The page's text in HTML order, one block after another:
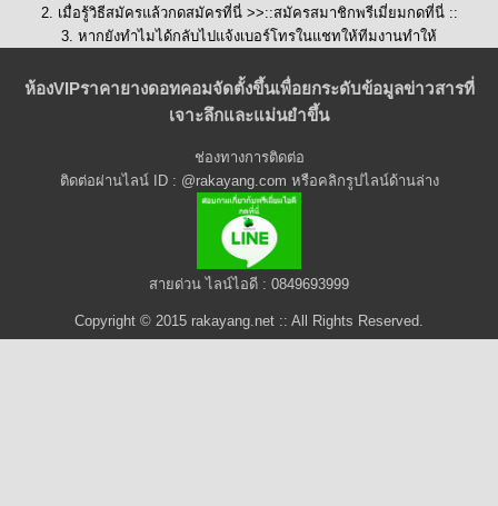
2. เมื่อรู้วิธีสมัครแล้วกดสมัครที่นี่ >>::สมัครสมาชิกพรีเมี่ยมกดที่นี่ ::
3. หากยังทำไมได้กลับไปแจ้งเบอร์โทรในแชทให้ทีมงานทำให้
ห้องVIPราคายางดอทคอมจัดตั้งขึ้นเพื่อยกระดับข้อมูลข่าวสารที่
เจาะลึกและแม่นยำขึ้น
ช่องทางการติดต่อ
ติดต่อผ่านไลน์ ID : @rakayang.com หรือคลิกรูปไลน์ด้านล่าง
สายด่วน ไลน์ไอดี : 0849693999
Copyright © 2015 rakayang.net :: All Rights Reserved.